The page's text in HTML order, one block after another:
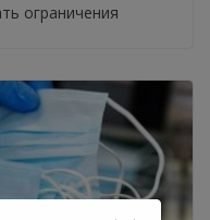
ограничения